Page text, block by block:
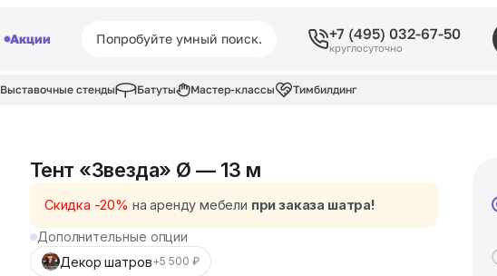
Акции +7 (495) 032-67-50
круглосуточно
Выставочные стенды Батуты Мастер-классы Тимбилдинг
Тент «Звезда» Ø — 13 м
Скидка -20% на аренду мебели при заказа шатра!
Дополнительные опции
Декор шатров+5 500 ₽